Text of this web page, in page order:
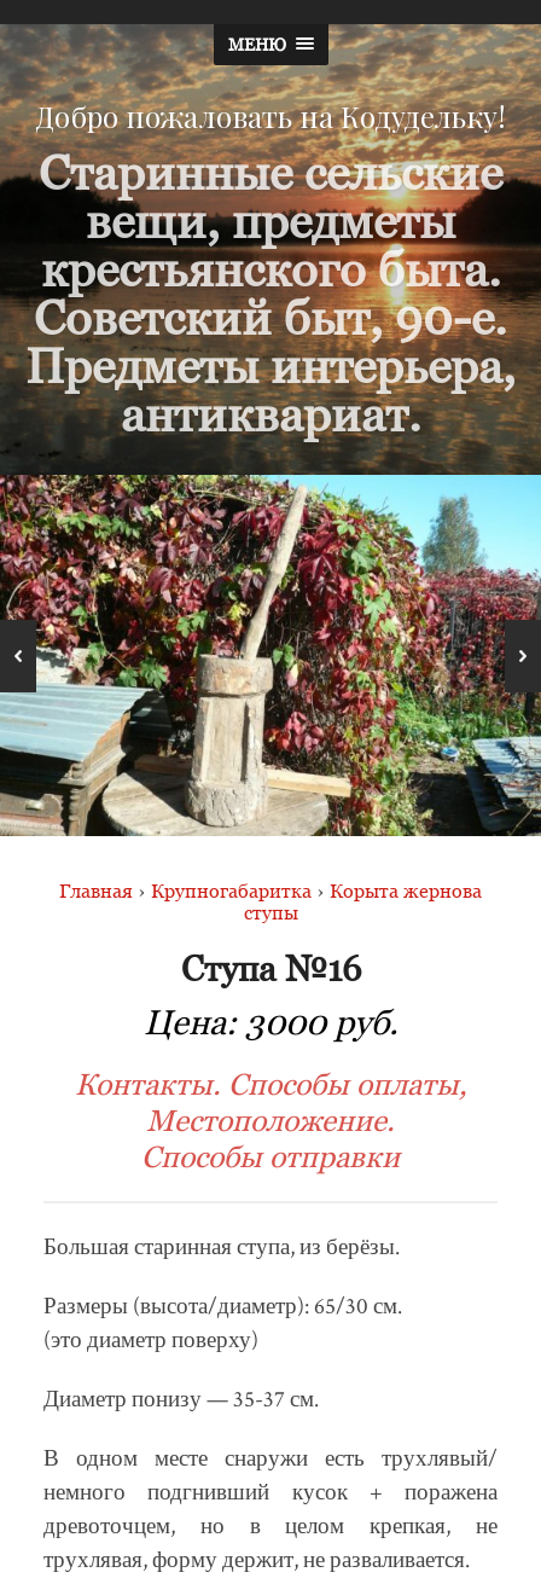
МЕНЮ
Добро пожаловать на Кодудельку!
Старинные сельские
вещи, предметы
крестьянского быта.
Советский быт, 90-е.
Предметы интерьера,
антиквариат.
Главная › Крупногабаритка › Корыта жернова
ступы
Ступа №16
Цена: 3000 руб.
Контакты. Способы оплаты,
Местоположение.
Способы отправки
Большая старинная ступа, из берёзы.
Размеры (высота/диаметр): 65/30 см.
(это диаметр поверху)
Диаметр понизу — 35-37 см.
В одном месте снаружи есть трухлявый/
немного подгнивший кусок + поражена
древоточцем, но в целом крепкая, не
трухлявая, форму держит, не разваливается.